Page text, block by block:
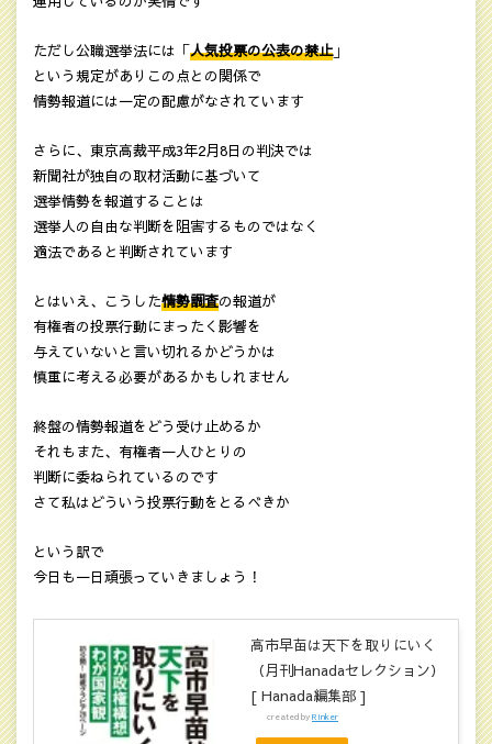
ただし公職選挙法には「人気投票の公表の禁止」
という規定がありこの点との関係で
情勢報道には一定の配慮がなされています
さらに、東京高裁平成3年2月8日の判決では
新聞社が独自の取材活動に基づいて
選挙情勢を報道することは
選挙人の自由な判断を阻害するものではなく
適法であると判断されています
とはいえ、こうした情勢調査の報道が
有権者の投票行動にまったく影響を
与えていないと言い切れるかどうかは
慎重に考える必要があるかもしれません
終盤の情勢報道をどう受け止めるか
それもまた、有権者一人ひとりの
判断に委ねられているのです
さて私はどういう投票行動をとるべきか
という訳で
今日も一日頑張っていきましょう！
高市早苗は天下を取りにいく
（月刊Hanadaセレクション）
[ Hanada編集部 ]
created byRinker